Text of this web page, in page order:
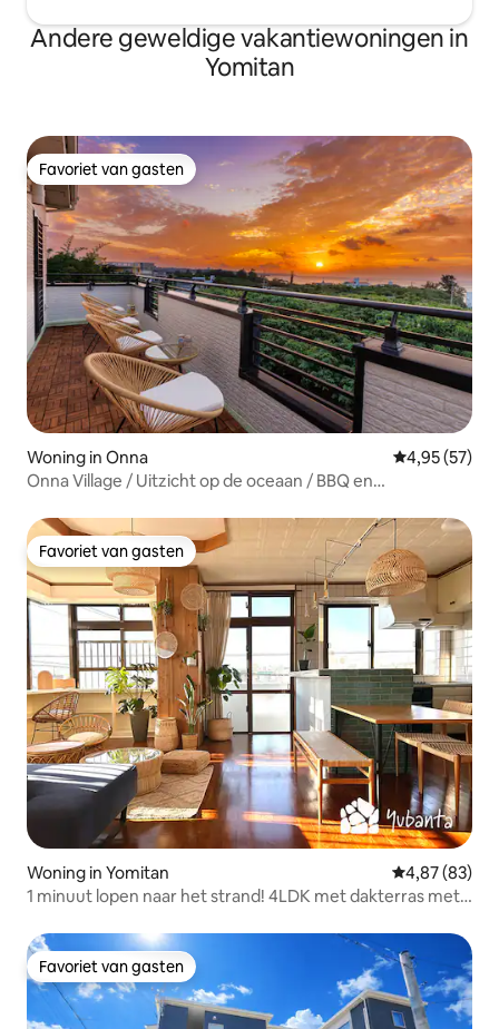
Andere geweldige vakantiewoningen in
Yomitan
Favoriet van gasten
Favoriet van gasten
Woning in Onna Gemiddelde
4,95 (57)
Onna Village / Uitzicht op de oceaan / BBQ en
m² / 3 auto's kunnen parkeren
Favoriet van gasten
Favoriet van gasten
Woning in Yomitan Gemiddelde
4,87 (83)
1 minuut lopen naar het strand! 4LDK met dakterras met
9 personen
Favoriet van gasten
Favoriet van gasten